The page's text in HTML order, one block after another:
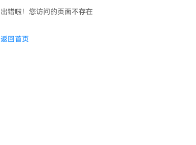
出错啦！您访问的页面不存在
返回首页